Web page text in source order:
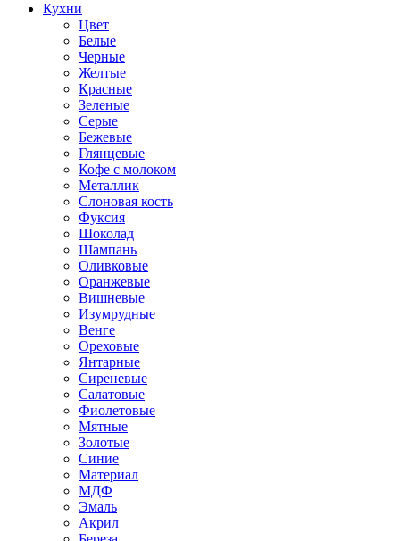
Кухни
Цвет
Белые
Черные
Желтые
Красные
Зеленые
Серые
Бежевые
Глянцевые
Кофе с молоком
Металлик
Слоновая кость
Фуксия
Шоколад
Шампань
Оливковые
Оранжевые
Вишневые
Изумрудные
Венге
Ореховые
Янтарные
Сиреневые
Салатовые
Фиолетовые
Мятные
Золотые
Синие
Материал
МДФ
Эмаль
Акрил